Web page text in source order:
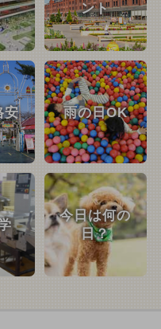
ント
安 雨の日OK
今日は何の
日？